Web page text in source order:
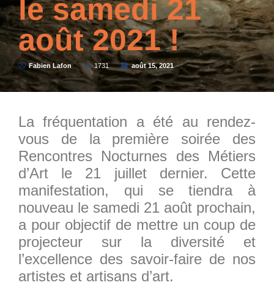
le samedi 21
août 2021 !
Fabien Lafon 1731 août 15, 2021
La fréquentation a été au rendez-
vous de la première soirée des
Rencontres Nocturnes des Métiers
d’Art le 21 juillet dernier. Cette
manifestation, qui se tiendra à
nouveau le samedi 21 août prochain,
a pour objectif de mettre un coup de
projecteur sur la diversité et
l’excellence des savoir-faire de nos
artistes et artisans d’art.